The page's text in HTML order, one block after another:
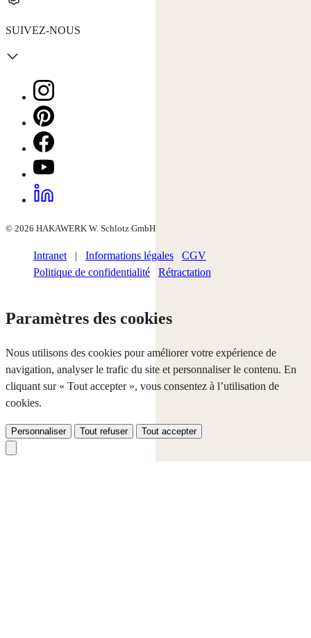
SUIVEZ-NOUS
© 2026 HAKAWERK W. Schlotz GmbH
Intranet | Informations légales
CGV
Politique de confidentialité
Rétractation
Paramètres des cookies
Nous utilisons des cookies pour améliorer votre expérience de
navigation, analyser le trafic du site et personnaliser le contenu. En
cliquant sur « Tout accepter », vous consentez à l’utilisation de
cookies.
Personnaliser Tout refuser Tout accepter